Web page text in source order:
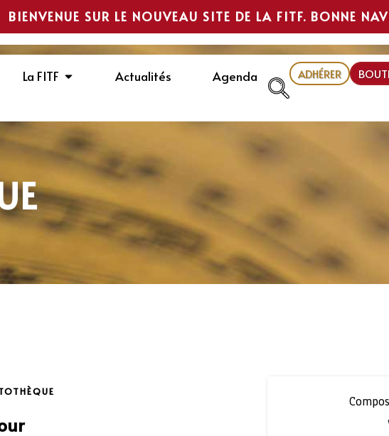
BIENVENUE SUR LE NOUVEAU SITE DE LA FITF. BONNE
La FITF Actualités
Agenda
ADHÉRER